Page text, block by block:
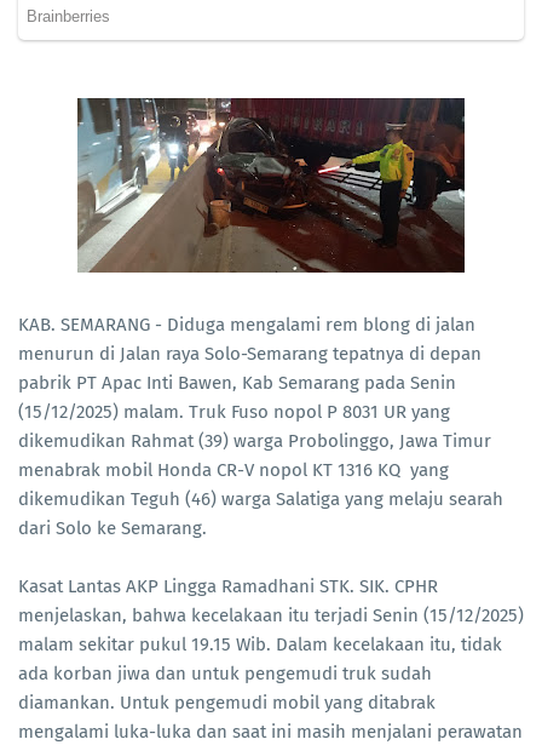
KAB. SEMARANG - Diduga mengalami rem blong di jalan
menurun di Jalan raya Solo-Semarang tepatnya di depan
pabrik PT Apac Inti Bawen, Kab Semarang pada Senin
(15/12/2025) malam. Truk Fuso nopol P 8031 UR yang
dikemudikan Rahmat (39) warga Probolinggo, Jawa Timur
menabrak mobil Honda CR-V nopol KT 1316 KQ yang
dikemudikan Teguh (46) warga Salatiga yang melaju searah
dari Solo ke Semarang.
Kasat Lantas AKP Lingga Ramadhani STK. SIK. CPHR
menjelaskan, bahwa kecelakaan itu terjadi Senin (15/12/2025)
malam sekitar pukul 19.15 Wib. Dalam kecelakaan itu, tidak
ada korban jiwa dan untuk pengemudi truk sudah
diamankan. Untuk pengemudi mobil yang ditabrak
mengalami luka-luka dan saat ini masih menjalani perawatan